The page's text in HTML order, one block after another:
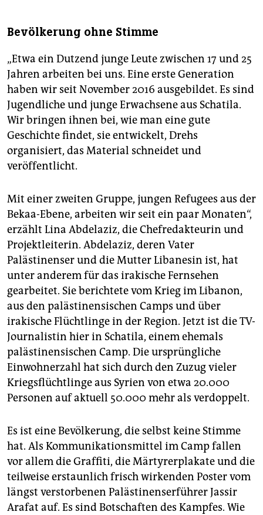
Bevölkerung ohne Stimme
„Etwa ein Dutzend junge Leute zwischen 17 und 25
Jahren arbeiten bei uns. Eine erste Generation
haben wir seit November 2016 ausgebildet. Es sind
Jugendliche und junge Erwachsene aus Schatila.
Wir bringen ihnen bei, wie man eine gute
Geschichte findet, sie entwickelt, Drehs
organisiert, das Material schneidet und
veröffentlicht.
Mit einer zweiten Gruppe, jungen Refugees aus der
Bekaa-Ebene, arbeiten wir seit ein paar Monaten“,
erzählt Lina Abdelaziz, die Chefredakteurin und
Projektleiterin. Abdelaziz, deren Vater
Palästinenser und die Mutter Libanesin ist, hat
unter anderem für das irakische Fernsehen
gearbeitet. Sie berichtete vom Krieg im Libanon,
aus den palästinensischen Camps und über
irakische Flüchtlinge in der Region. Jetzt ist die TV-
Journalistin hier in Schatila, einem ehemals
palästinensischen Camp. Die ursprüngliche
Einwohnerzahl hat sich durch den Zuzug vieler
Kriegsflüchtlinge aus Syrien von etwa 20.000
Personen auf aktuell 50.000 mehr als verdoppelt.
Es ist eine Bevölkerung, die selbst keine Stimme
hat. Als Kommunikationsmittel im Camp fallen
vor allem die ­Graffiti, die Märtyrerplakate und die
teilweise erstaunlich frisch wirkenden Poster vom
längst verstorbenen Palästinenserführer Jassir
Arafat auf. Es sind Botschaften des Kampfes. Wie